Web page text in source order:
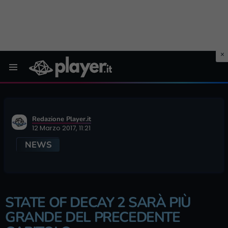
Redazione Player.it
12 Marzo 2017, 11:21
NEWS
STATE OF DECAY 2 SARÀ PIÙ
GRANDE DEL PRECEDENTE